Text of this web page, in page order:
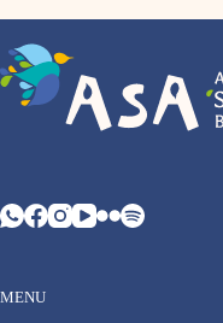
MENU